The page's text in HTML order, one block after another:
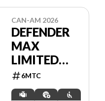
CAN-AM 2026
DEFENDER
MAX
LIMITED
HD11
6MTC